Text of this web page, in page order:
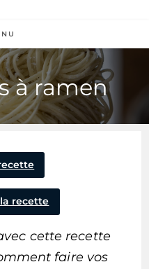
à ramen
recette
cette recette
faire vos